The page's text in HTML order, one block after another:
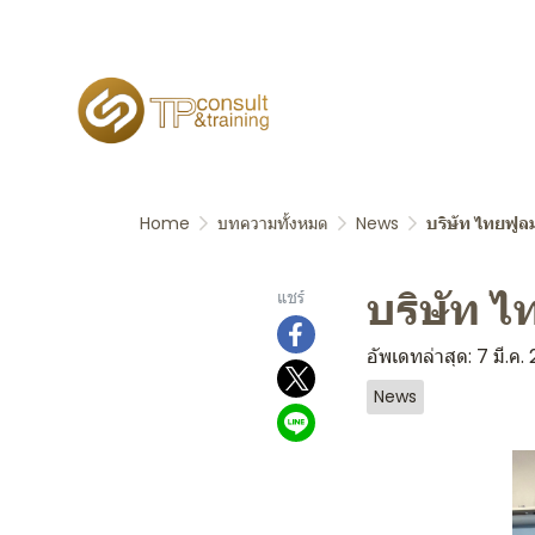
Home บทความทั้งหมด News บริษัท ไทยฟูล
แชร์ บริษัท ไ
อัพเดทล่าสุด: 7 มี.ค.
News